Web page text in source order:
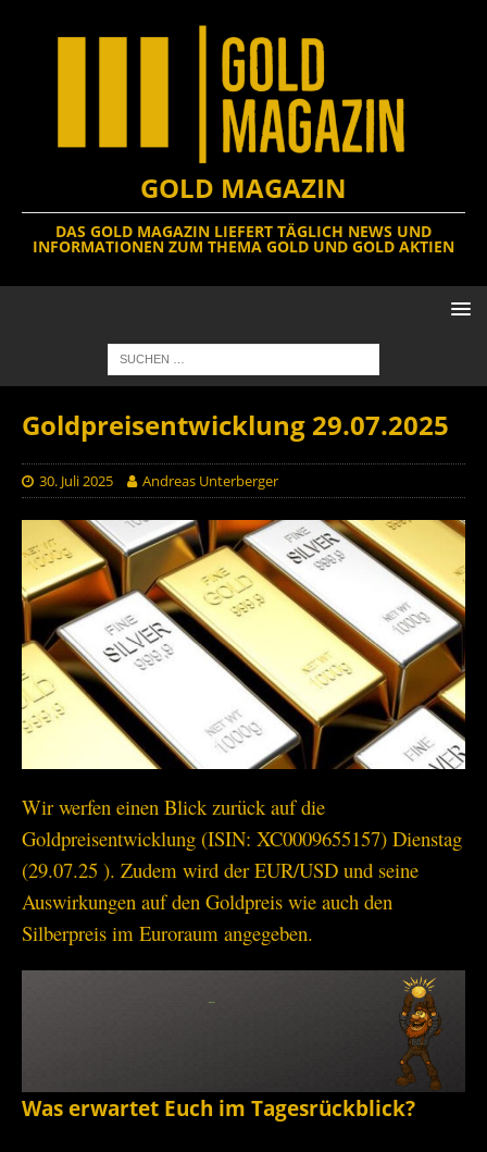
GOLD MAGAZIN
DAS GOLD MAGAZIN LIEFERT TÄGLICH NEWS UND
INFORMATIONEN ZUM THEMA GOLD UND GOLD AKTIEN
Goldpreisentwicklung 29.07.2025
30. Juli 2025 Andreas Unterberger
Wir werfen einen Blick zurück auf die
Goldpreisentwicklung (ISIN: XC0009655157) Dienstag
(29.07.25 ). Zudem wird der EUR/USD und seine
Auswirkungen auf den Goldpreis wie auch den
Silberpreis im Euroraum angegeben.
Was erwartet Euch im Tagesrückblick?